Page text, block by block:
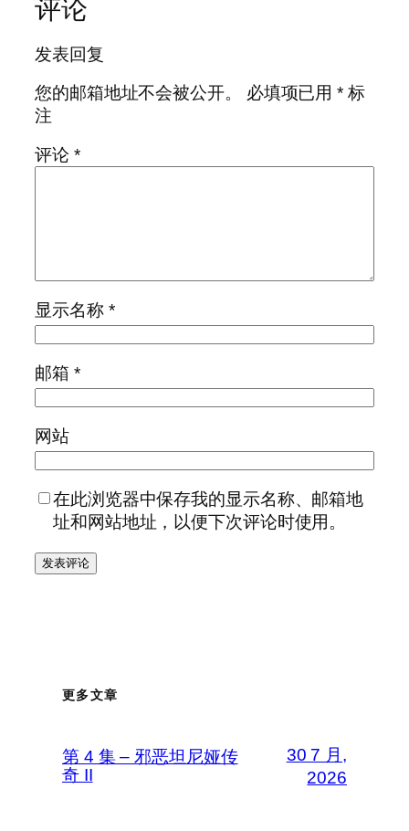
评论
发表回复
您的邮箱地址不会被公开。
必填项已用* 标
注
评论 *
显示名称 *
邮箱 *
网站
在此浏览器中保存我的显示名称、邮箱地
址和网站地址，以便下次评论时使用。
更多文章
第 4 集 – 邪恶坦尼娅传
奇 II
30 7 月,
2026